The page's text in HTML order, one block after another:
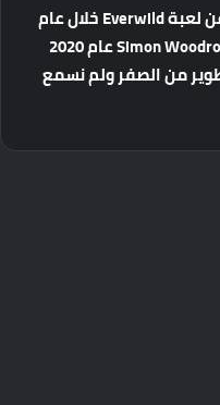
لعبة خلالعام
عام2020
منالصفرولمنسمع